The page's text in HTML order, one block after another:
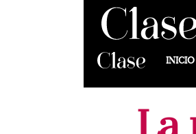
INICIO